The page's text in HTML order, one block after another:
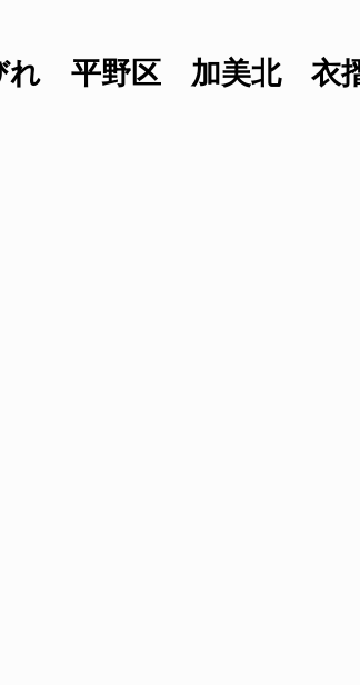
れ 平野区 加美北